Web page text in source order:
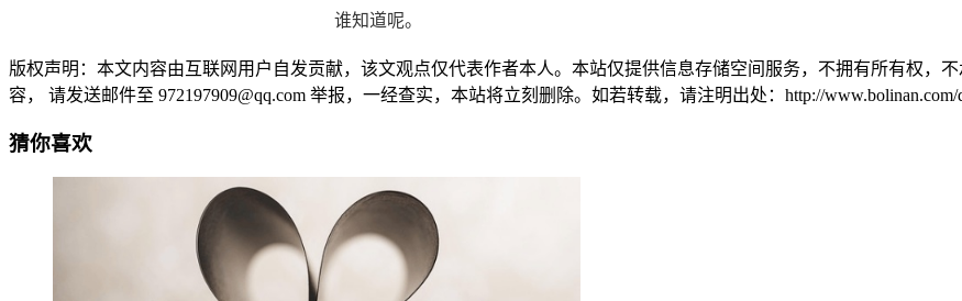
谁知道呢。
版权声明：本文内容由互联网用户自发贡献，该文观点仅代表作者本人。本站仅提供信息存储空间服务，不拥有所有权，
容， 请发送邮件至 972197909@qq.com 举报，一经查实，本站将立刻删除。如若转载，请注明出处：http://www.bolinan.com/
猜你喜欢